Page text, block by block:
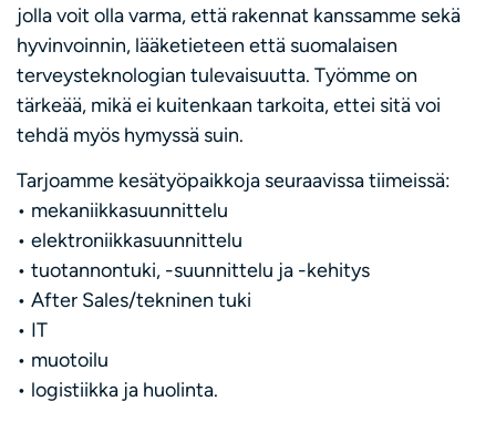
jolla voit olla varma, että rakennat kanssamme sekä
hyvinvoinnin, lääketieteen että suomalaisen
terveysteknologian tulevaisuutta. Työmme on
tärkeää, mikä ei kuitenkaan tarkoita, ettei sitä voi
tehdä myös hymyssä suin.
Tarjoamme kesätyöpaikkoja seuraavissa tiimeissä:
• mekaniikkasuunnittelu
• elektroniikkasuunnittelu
• tuotannontuki, -suunnittelu ja -kehitys
• After Sales/tekninen tuki
• IT
• muotoilu
• logistiikka ja huolinta.